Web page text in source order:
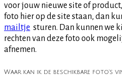
voor jouw nieuwe site of
foto hier op de site staan, dan
mailtje sturen. Dan kunnen we
rechten van deze foto ook
afnemen.
Waar kan ik de beschikbare foto's